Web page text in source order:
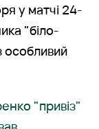
у матчі 24-
"біло-
особливий
"привіз"